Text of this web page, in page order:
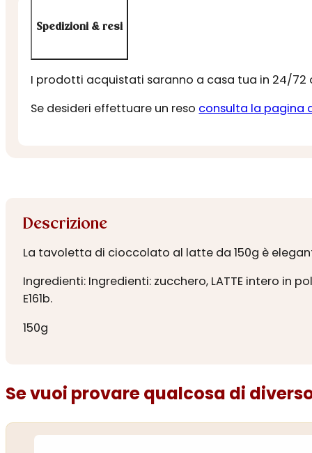
Spedizioni & resi
I prodotti acquistati saranno a casa tua in 24/72
Se desideri effettuare un reso consulta la pagina
Descrizione
La tavoletta di cioccolato al latte da 150g è
Ingredienti: Ingredienti: zucchero, LATTE intero in
E161b.
150g
Se vuoi provare qualcosa di